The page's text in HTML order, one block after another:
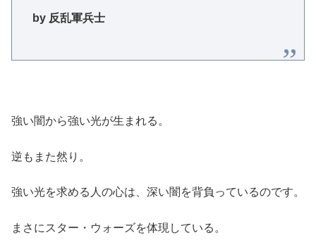
by 反乱軍兵士
強い闇から強い光が生まれる。
逆もまた然り。
強い光を求める人の心は、深い闇を背負っているのです。
まさにスター・ウォーズを体現している。